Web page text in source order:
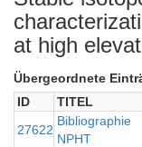
at high
Übergeordnete
ID
TITEL
27622
Bibliographie
NPHT